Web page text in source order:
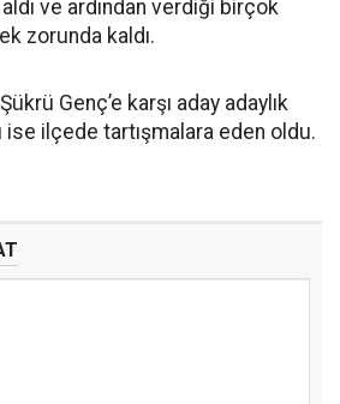
ve ardından verdiği birçok
zorunda kaldı.
Genç’e karşı aday adaylık
ise ilçede tartışmalara eden oldu.